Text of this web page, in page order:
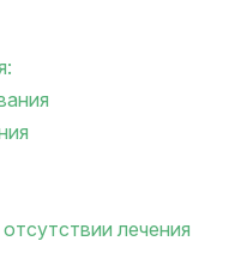
лечения